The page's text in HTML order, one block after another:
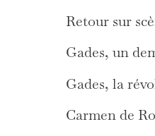
Retour sur
Gades, un
Gades, la
Carmen de